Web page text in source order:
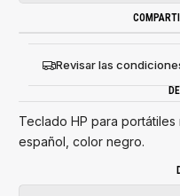
Revisar las
Teclado HP para
español, color negro.